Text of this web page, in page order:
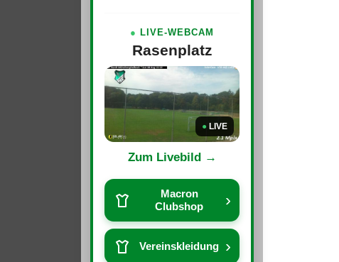
● LIVE-WEBCAM
Rasenplatz
● LIVE
Zum Livebild →
Macron
Clubshop
›
Vereinskleidung ›